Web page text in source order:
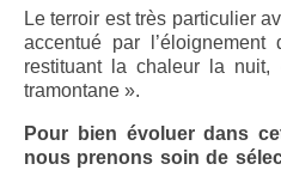
Vins doux vintage
Le Secret des
doux 2010
Le Secret des
doux 2011
Le terroir est très particulier
accentué par
restituant la chaleur la
tramontane ».
Pour bien évoluer dans
nous prenons soin de